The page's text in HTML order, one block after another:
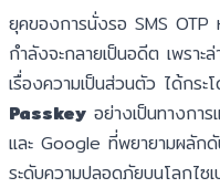
ยุคของการนั่งรอ SMS OTP
กำลังจะกลายเป็นอดีต เพราะ
เรื่องความเป็นส่วนตัว ได้กระ
Passkey อย่างเป็นทางก
และ Google ที่พยายามผลัก
ระดับความปลอดภัยบนโลกไซ